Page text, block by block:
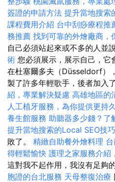
簽證的申請方法 提升當地搜索
課程費用介紹 台中刮痧療程推
務推薦 找到可靠的外燴廠商，
自己必須站起來或不多的人並
術 您必須展示，展示自己，它
在杜塞爾多夫（Düsseldorf）
製了許多年輕歌手，後者加入
紹，專業解決疑慮 高雄地區的
人工植牙服務，為你提供更持
養生館服務 助聽器多少錢？了
提升當地搜索的Local SEO技巧
敗了。 精緻自助餐外燴料理
得輕鬆愉快 護理之家服務介紹
這對我不起作用，我沒有足夠
胞證的台北服務 天母整復治療